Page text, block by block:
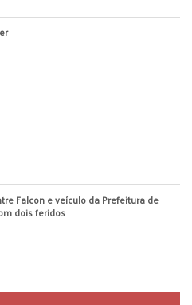
Falcon e veículo da Prefeitura de
dois feridos